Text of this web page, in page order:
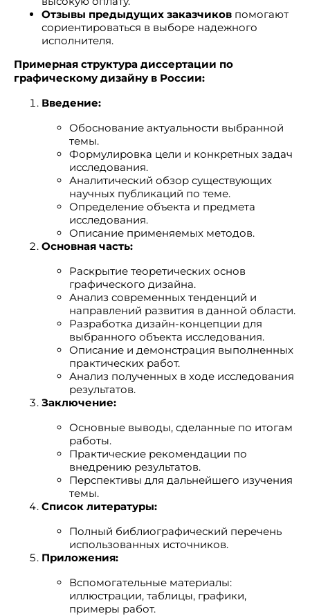
Отзывы предыдущих заказчиков помогают
сориентироваться в выборе надежного
исполнителя.
Примерная структура диссертации по
графическому дизайну в России:
Введение:
Обоснование актуальности выбранной
темы.
Формулировка цели и конкретных задач
исследования.
Аналитический обзор существующих
научных публикаций по теме.
Определение объекта и предмета
исследования.
Описание применяемых методов.
Основная часть:
Раскрытие теоретических основ
графического дизайна.
Анализ современных тенденций и
направлений развития в данной области.
Разработка дизайн-концепции для
выбранного объекта исследования.
Описание и демонстрация выполненных
практических работ.
Анализ полученных в ходе исследования
результатов.
Заключение:
Основные выводы, сделанные по итогам
работы.
Практические рекомендации по
внедрению результатов.
Перспективы для дальнейшего изучения
темы.
Список литературы:
Полный библиографический перечень
использованных источников.
Приложения:
Вспомогательные материалы:
иллюстрации, таблицы, графики,
примеры работ.